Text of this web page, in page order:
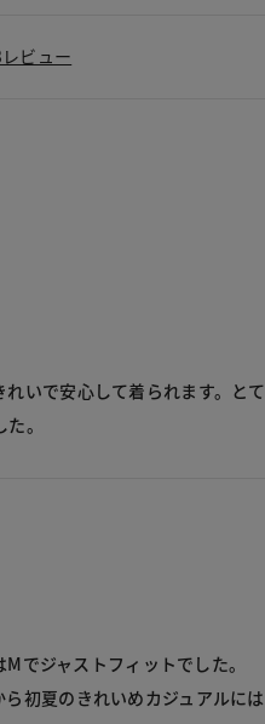
ビュー
いで安心して着られます。とて
。
でジャストフィットでした。
初夏のきれいめカジュアルには